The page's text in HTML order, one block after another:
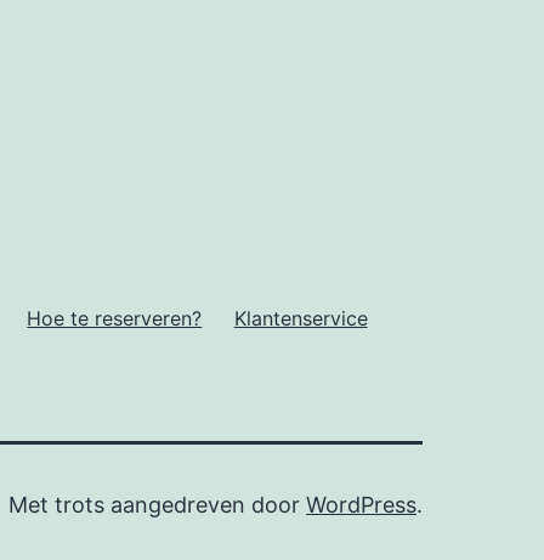
Hoe te reserveren? Klantenservice
Met trots aangedreven door WordPress.